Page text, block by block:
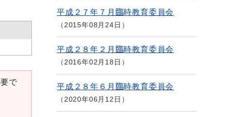
で
平成２７年７月臨時教育委員会
2015年08月24日
平成２８年２月臨時教育委員会
2016年02月18日
平成２８年６月臨時教育委員会
2020年06月12日